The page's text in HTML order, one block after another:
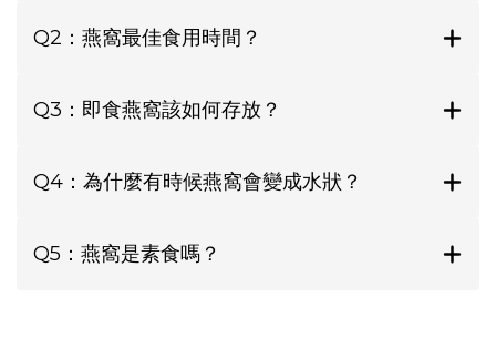
Q2：燕窩最佳食用時間？
Q3：即食燕窩該如何存放？
Q4：為什麼有時候燕窩會變成水狀？
Q5：燕窩是素食嗎？